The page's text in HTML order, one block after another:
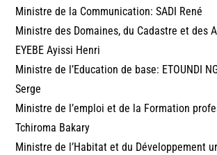
Ministre de la Communication: SADI René
Ministre des Domaines, du Cadastre et des
EYEBE Ayissi Henri
Ministre de l’Education de base: ETOUNDI
Serge
Ministre de l’emploi et de la Formation
Tchiroma Bakary
Ministre de l’Habitat et du Développement